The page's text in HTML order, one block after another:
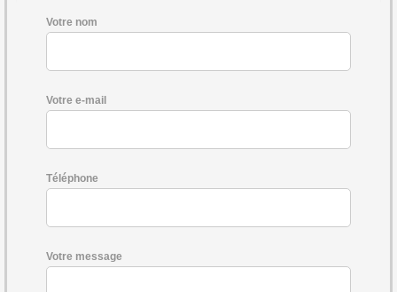
Votre nom
Votre e-mail
Téléphone
Votre message